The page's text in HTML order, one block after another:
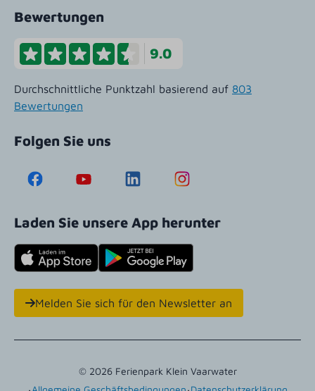
Bewertungen
9.0
Durchschnittliche Punktzahl basierend auf 803
Bewertungen
Folgen Sie uns
Laden Sie unsere App herunter
Melden Sie sich für den Newsletter an
© 2026 Ferienpark Klein Vaarwater